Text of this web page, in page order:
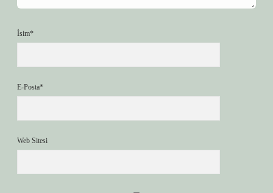
İsim*
E-Posta*
Web Sitesi